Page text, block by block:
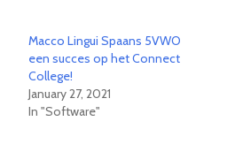
Macco Lingui Spaans 5VWO
een succes op het Connect
College!
January 27, 2021
In "Software"